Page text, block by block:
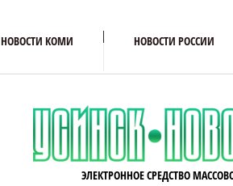
НОВОСТИ КОМИ НОВОСТИ РОССИИ
ЭЛЕКТРОННОЕ СРЕДСТВО